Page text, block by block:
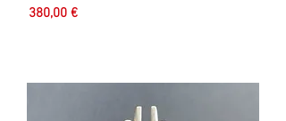
Prix
380,00 €